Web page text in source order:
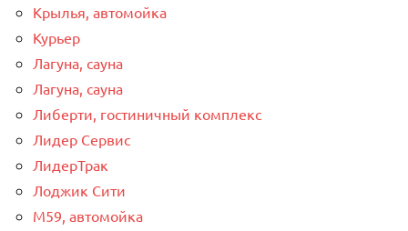
Крылья, автомойка
Курьер
Лагуна, сауна
Лагуна, сауна
Либерти, гостиничный комплекс
Лидер Сервис
ЛидерТрак
Лоджик Сити
М59, автомойка